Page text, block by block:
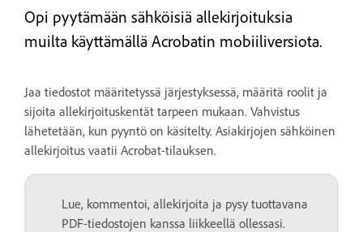
Opi pyytämään sähköisiä allekirjoituksia
muilta käyttämällä Acrobatin mobiiliversiota.
Jaa tiedostot määritetyssä järjestyksessä, määritä roolit ja
sijoita allekirjoituskentät tarpeen mukaan. Vahvistus
lähetetään, kun pyyntö on käsitelty. Asiakirjojen sähköinen
allekirjoitus vaatii Acrobat-tilauksen.
Lue, kommentoi, allekirjoita ja pysy tuottavana
PDF-tiedostojen kanssa liikkeellä ollessasi.